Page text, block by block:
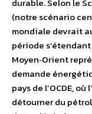
durable. Selon le
(notre scénario
mondiale devrait
période s’étendant
Moyen‐Orient
demande
pays de l’OCDE,
détourner du